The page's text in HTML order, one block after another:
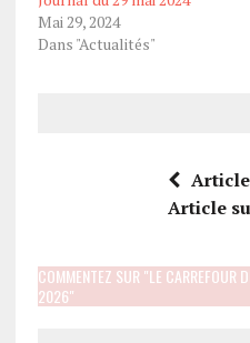
Mai 29, 2024
Dans "Actualités"
Article
COMMENTEZ SUR "LE CARREFOUR
2026"